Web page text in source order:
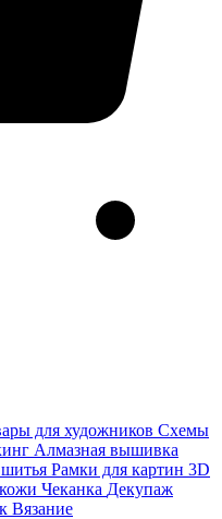
для художников Схемы
Алмазная вышивка
Рамки для картин 3D
Чеканка Декупаж
Вязание